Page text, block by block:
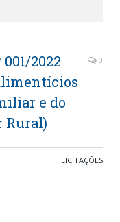
2022
e do
Rural)
0
LICITAÇÕES